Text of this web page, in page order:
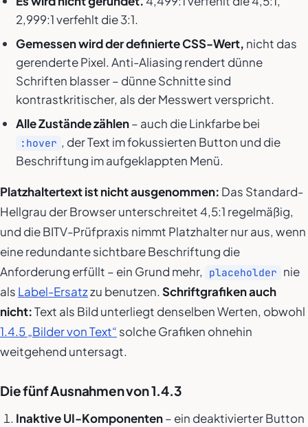
2,999:1 verfehlt die 3:1.
Gemessen wird der definierte CSS-Wert, nicht das
gerenderte Pixel. Anti-Aliasing rendert dünne
Schriften blasser – dünne Schnitte sind
kontrastkritischer, als der Messwert verspricht.
Alle Zustände zählen– auch die Linkfarbe bei
:hover , der Text im fokussierten Button und die
Beschriftung im aufgeklappten Menü.
Platzhaltertext ist nicht ausgenommen: Das Standard-
Hellgrau der Browser unterschreitet 4,5:1 regelmäßig,
und die BITV-Prüfpraxis nimmt Platzhalter nur aus, wenn
eine redundante sichtbare Beschriftung die
Anforderung erfüllt – ein Grund mehr,
placeholder nie
als Label-Ersatzzu benutzen. Schriftgrafiken auch
nicht:Text als Bild unterliegt denselben Werten, obwohl
1.4.5 „Bilder von Text“ solche Grafiken ohnehin
weitgehend untersagt.
Die fünf Ausnahmen von 1.4.3
Inaktive UI-Komponenten– ein deaktivierter Button